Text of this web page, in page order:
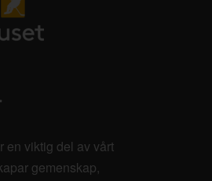
en viktig del av vårt
gemenskap,